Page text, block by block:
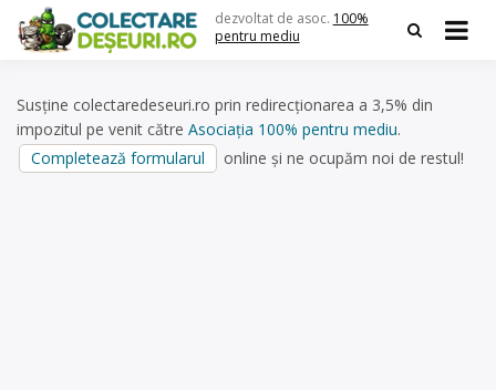
content
dezvoltat de asoc. 100%
pentru mediu
Susține colectaredeseuri.ro prin redirecționarea a 3,5% din
impozitul pe venit către Asociația 100% pentru mediu.
Completează formularul
online și ne ocupăm noi de restul!